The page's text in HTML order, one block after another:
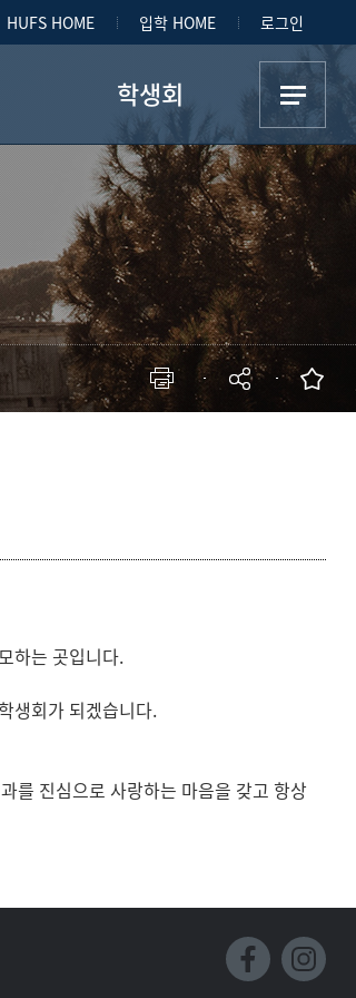
HUFS HOME 입학 HOME 로그인
학생회
학생회
소모임
소모임 사진첩
메뉴추가
하는 곳입니다.
생회가 되겠습니다.
를 진심으로 사랑하는 마음을 갖고 항상